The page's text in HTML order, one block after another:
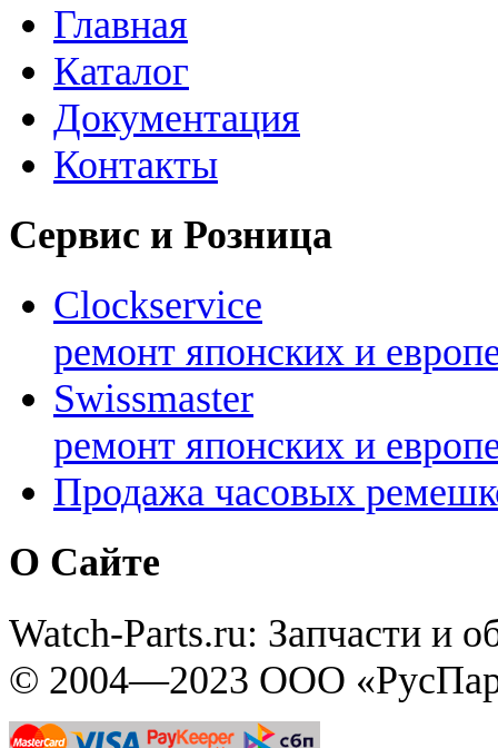
Главная
Каталог
Документация
Контакты
Сервис и Розница
Clockservice
ремонт японских и
Swissmaster
ремонт японских и
Продажа часовых
О Сайте
Watch-Parts.ru: Запчасти и
© 2004—2023 ООО